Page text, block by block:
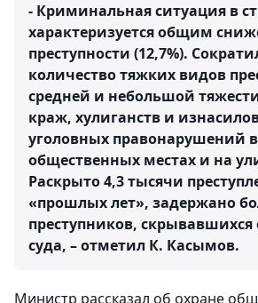
- Криминальная ситуация в
характеризуется общим
преступности (12,7%).
количество тяжких видов
средней и небольшой
краж, хулиганств и
уголовных правонарушений в
общественных местах и на
Раскрыто 4,3 тысячи
«прошлых лет», задержано
преступников, скрывавшихся
суда, – отметил К. Касымов.
Министр рассказал об охране